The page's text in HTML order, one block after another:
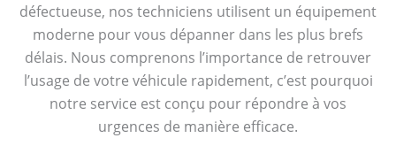
défectueuse, nos techniciens utilisent un équipement
moderne pour vous dépanner dans les plus brefs
délais. Nous comprenons l’importance de retrouver
l’usage de votre véhicule rapidement, c’est pourquoi
notre service est conçu pour répondre à vos
urgences de manière efficace.